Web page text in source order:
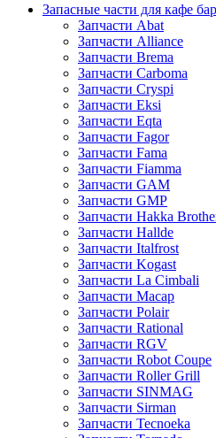
Запасные части для кафе
Запчасти Abat
Запчасти Alliance
Запчасти Brema
Запчасти Carboma
Запчасти Cryspi
Запчасти Eksi
Запчасти Eqta
Запчасти Fagor
Запчасти Fama
Запчасти Fiamma
Запчасти GAM
Запчасти GMP
Запчасти Hakka
Запчасти Hallde
Запчасти Italfrost
Запчасти Kogast
Запчасти La Cimbali
Запчасти Macap
Запчасти Polair
Запчасти Rational
Запчасти RGV
Запчасти Robot Coupe
Запчасти Roller Grill
Запчасти SINMAG
Запчасти Sirman
Запчасти Tecnoeka